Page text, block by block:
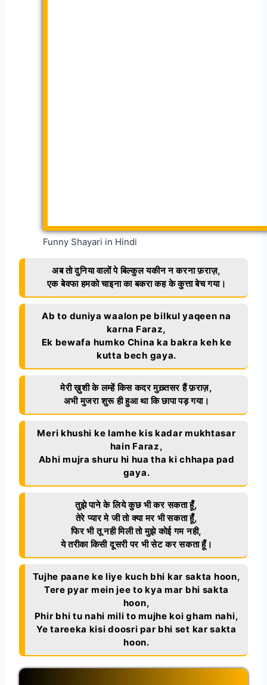
Funny Shayari in Hindi
अब तो दुनिया वालों पे बिल्कुल यकीन न करना फ़राज़,
एक बेवफा हमको चाइना का बकरा कह के कुत्ता बेच गया।
Ab to duniya waalon pe bilkul yaqeen na
karna Faraz,
Ek bewafa humko China ka bakra keh ke
kutta bech gaya.
मेरी ख़ुशी के लम्हें किस कदर मुख़्तसर हैं फ़राज़,
अभी मुजरा शुरू ही हुआ था कि छापा पड़ गया।
Meri khushi ke lamhe kis kadar mukhtasar
hain Faraz,
Abhi mujra shuru hi hua tha ki chhapa pad
gaya.
तुझे पाने के लिये कुछ भी कर सकता हूँ,
तेरे प्यार मे जी तो क्या मर भी सकता हूँ,
फिर भी तू नही मिली तो मुझे कोई गम नही,
ये तरीका किसी दूसरी पर भी सेट कर सकता हूँ।
Tujhe paane ke liye kuch bhi kar sakta hoon,
Tere pyar mein jee to kya mar bhi sakta
hoon,
Phir bhi tu nahi mili to mujhe koi gham nahi,
Ye tareeka kisi doosri par bhi set kar sakta
hoon.